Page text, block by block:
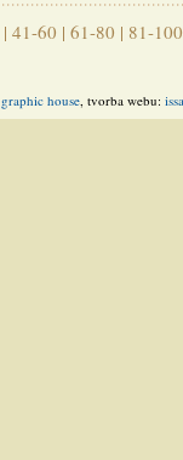
| 41-60 | 61-80 | 81-100
graphic house, tvorba webu: